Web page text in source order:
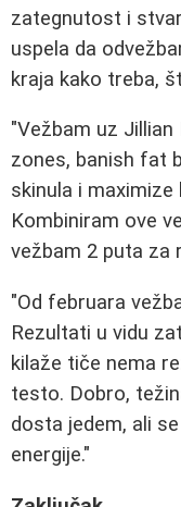
zategnutost i
uspela da
kraja kako treba,
"Vežbam uz
zones, banish fat
skinula i
Kombiniram ove
vežbam 2 puta za
"Od februara
Rezultati u vidu
kilaže tiče nema
testo. Dobro,
dosta jedem, ali
energije."